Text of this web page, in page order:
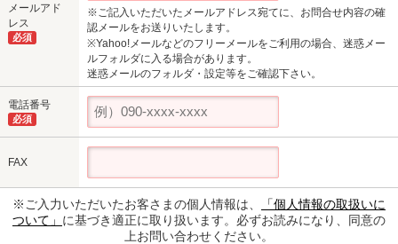
メールアド
レス
必須
※ご記入いただいたメールアドレス宛てに、お問合せ内容の確
認メールをお送りいたします。
※Yahoo!メールなどのフリーメールをご利用の場合、迷惑メー
ルフォルダに入る場合があります。
迷惑メールのフォルダ・設定等をご確認下さい。
電話番号
必須
FAX
※ご入力いただいたお客さまの個人情報は、
「個人情報の取扱いに
ついて」 に基づき適正に取り扱います。必ずお読みになり、同意の
上お問い合わせください。